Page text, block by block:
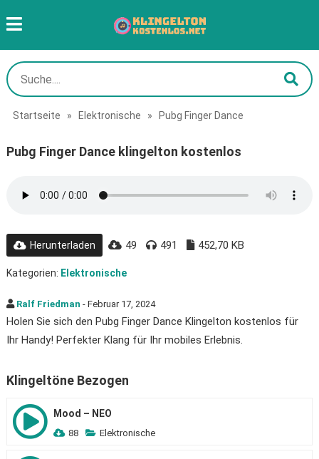
Startseite » Elektronische » Pubg Finger Dance
Pubg Finger Dance klingelton kostenlos
Herunterladen 49 491 452,70 KB
Kategorien: Elektronische
Ralf Friedman - Februar 17, 2024
Holen Sie sich den Pubg Finger Dance Klingelton kostenlos für
Ihr Handy! Perfekter Klang für Ihr mobiles Erlebnis.
Klingeltöne Bezogen
Mood – NEO
88 Elektronische